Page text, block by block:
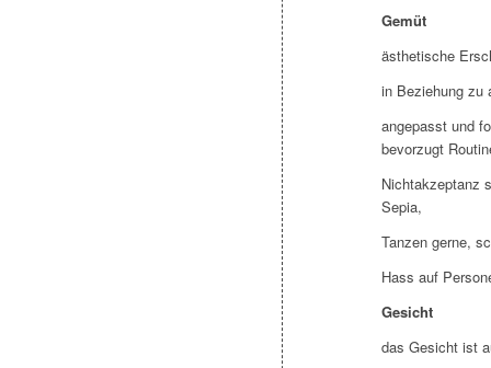
Gemüt
ästhetische
in Beziehung zu
angepasst und
bevorzugt
Nichtakzeptanz
Sepia,
Tanzen gerne,
Hass auf
Gesicht
das Gesicht ist